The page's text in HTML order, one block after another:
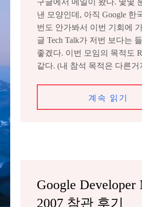
구글에서 메일이 왔다. 몇몇
낸 모양인데, 아직 Google 한
번도 안가봐서 이번 기회에
글 Tech Talk가 저번 보다는
좋겠다. 이번 모임의 목적도
같다. (내 참석 목적은 다른
계속 읽기
Google Developer
2007 참관 후기